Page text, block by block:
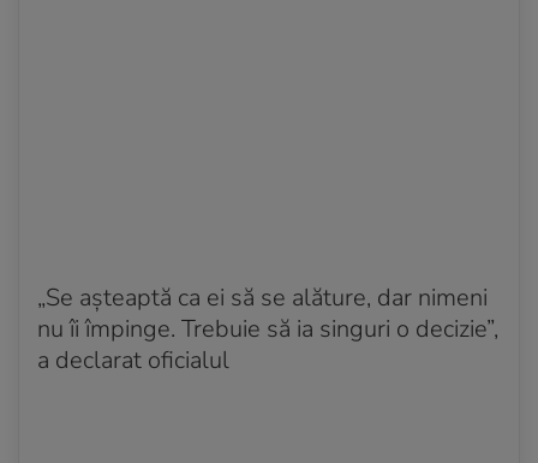
„Se așteaptă ca ei să se alăture, dar nimeni
nu îi împinge. Trebuie să ia singuri o decizie”,
a declarat oficialul